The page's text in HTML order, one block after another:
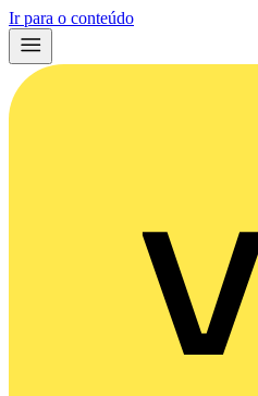
Ir para o conteúdo